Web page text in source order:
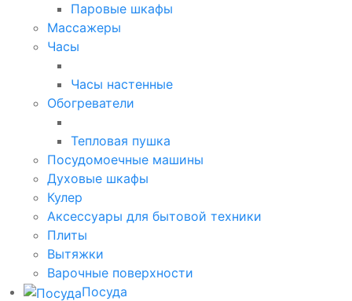
Паровые шкафы
Массажеры
Часы
Часы настенные
Обогреватели
Тепловая пушка
Посудомоечные машины
Духовые шкафы
Кулер
Аксессуары для бытовой техники
Плиты
Вытяжки
Варочные поверхности
Посуда